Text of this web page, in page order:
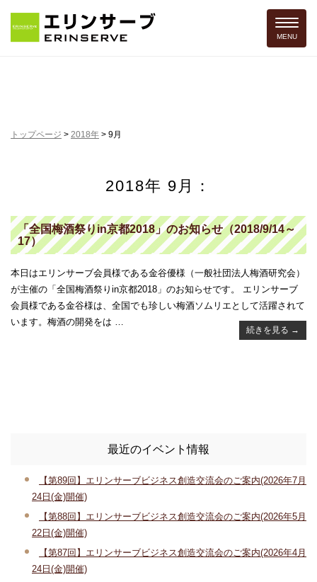
Toggle
MENU
トップページ > 2018年 > 9月
2018年 9月：
「全国梅酒祭りin京都2018」のお知らせ（2018/9/14～
17）
本日はエリンサーブ会員様である金谷優様（一般社団法人梅酒研究会）
が主催の「全国梅酒祭りin京都2018」のお知らせです。 エリンサーブ
会員様である金谷様は、全国でも珍しい梅酒ソムリエとして活躍されて
います。梅酒の開発をは …
続きを見る →
最近のイベント情報
【第89回】エリンサーブビジネス創造交流会のご案内(2026年7月
24日(金)開催)
【第88回】エリンサーブビジネス創造交流会のご案内(2026年5月
22日(金)開催)
【第87回】エリンサーブビジネス創造交流会のご案内(2026年4月
24日(金)開催)